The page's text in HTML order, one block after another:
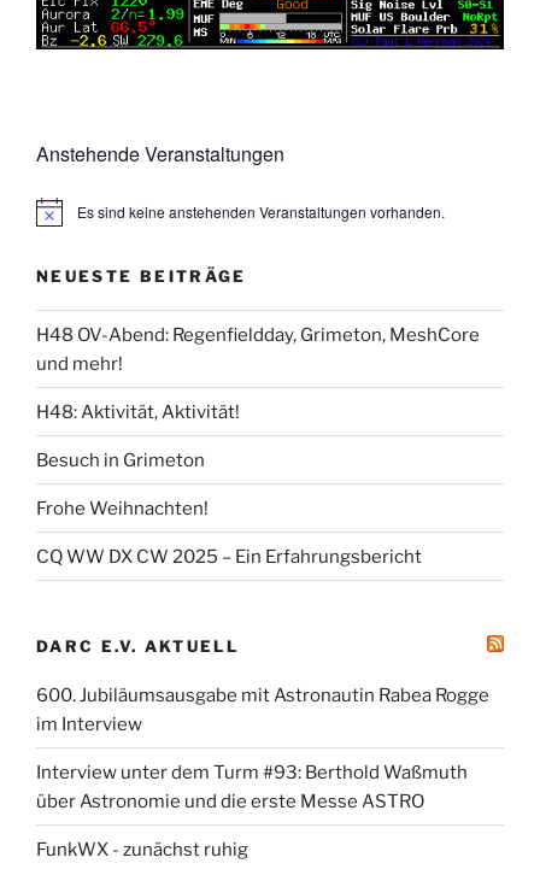
Anstehende Veranstaltungen
Es sind keine anstehenden Veranstaltungen vorhanden.
NEUESTE BEITRÄGE
H48 OV-Abend: Regenfieldday, Grimeton, MeshCore
und mehr!
H48: Aktivität, Aktivität!
Besuch in Grimeton
Frohe Weihnachten!
CQ WW DX CW 2025 – Ein Erfahrungsbericht
DARC E.V. AKTUELL
600. Jubiläumsausgabe mit Astronautin Rabea Rogge
im Interview
Interview unter dem Turm #93: Berthold Waßmuth
über Astronomie und die erste Messe ASTRO
FunkWX - zunächst ruhig